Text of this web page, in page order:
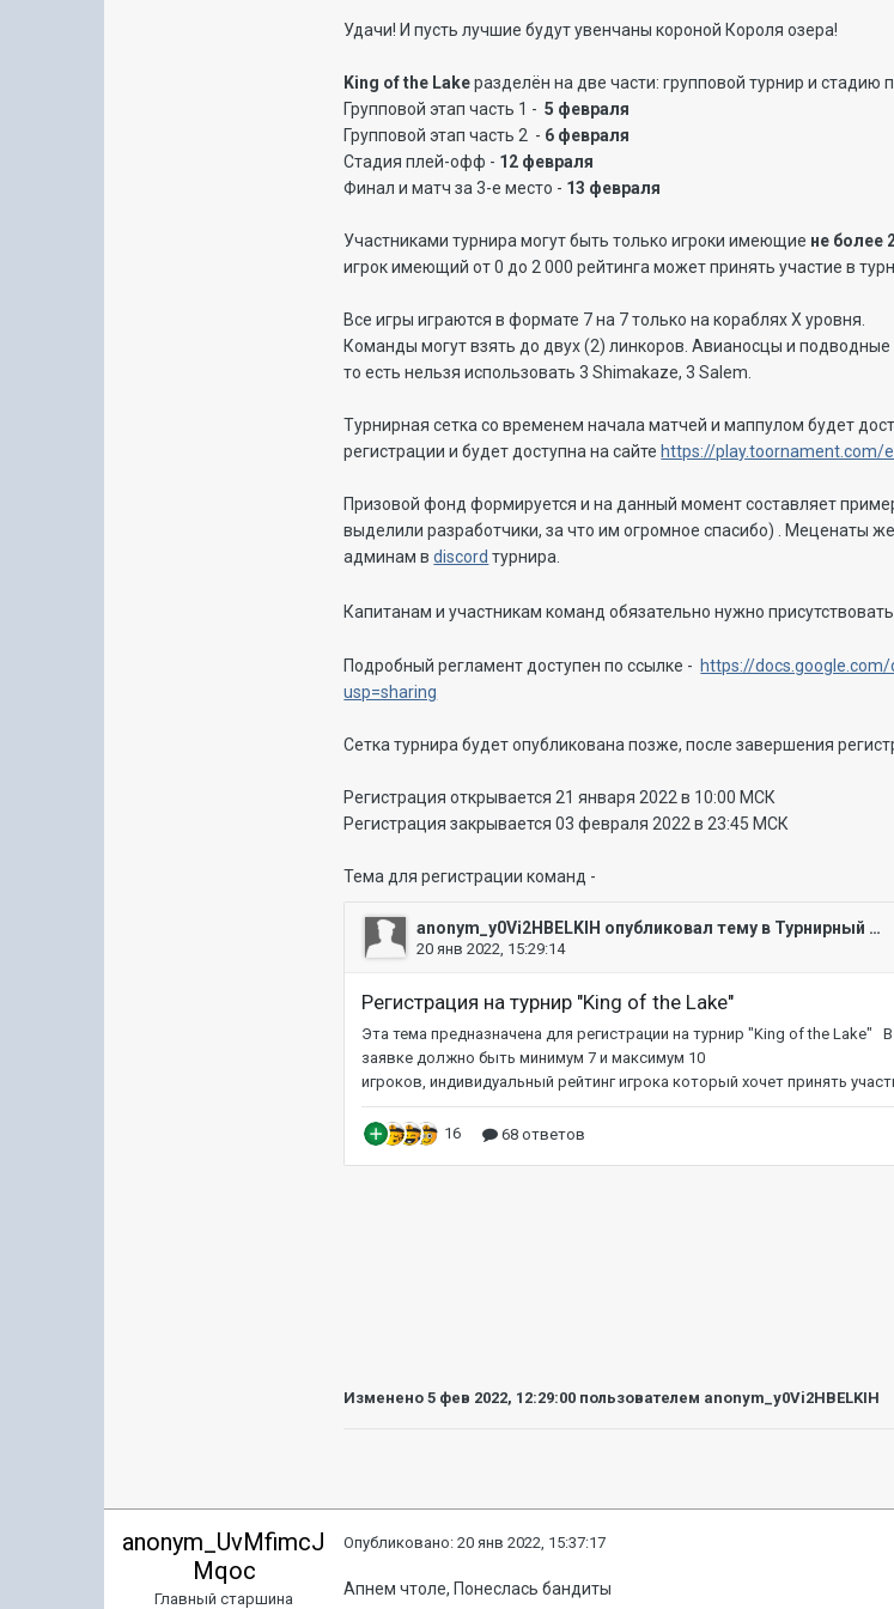
Удачи! И пусть лучшие будут увенчаны короной Короля озера!
King of the Lakeразделён на две части: групповой турнир и стадию
Групповой этап часть 1 -5 февраля
Групповой этап часть 2 - 6 февраля
Стадия плей-офф - 12 февраля
Финал и матч за 3-е место - 13 февраля
Участниками турнира могут быть только игроки имеющие не более
игрок имеющий от 0 до 2 000 рейтинга может принять участие в
Все игры играются в формате 7 на 7 только на кораблях X уровня.
Команды могут взять до двух (2) линкоров. Авианосцы и
то есть нельзя использовать 3 Shimakaze, 3 Salem.
Турнирная сетка со временем начала матчей и маппулом будет
регистрации и будет доступна на сайте https://play.toornament.com/
Призовой фонд формируется и на данный момент составляет
выделили разработчики, за что им огромное спасибо) .
админам вdiscord турнира.
Капитанам и участникам команд обязательно нужно
Подробный регламент доступен по ссылке - https://
usp=sharing
Сетка турнира будет опубликована позже, после завершения
Регистрация открывается 21 января 2022 в 10:00 МСК
Регистрация закрывается 03 февраля 2022 в 23:45 МСК
Тема для регистрации команд -
Изменено5 фев 2022, 12:29:00 пользователем anonym_y0Vi2HBELKIH
anonym_UvMfimcJ
Mqoc
Главный старшина
Опубликовано:20 янв 2022, 15:37:17
Апнем чтоле, Понеслась бандиты